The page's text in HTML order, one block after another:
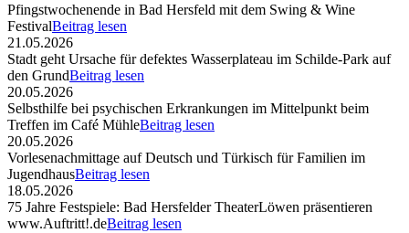
Pfingstwochenende in Bad Hersfeld mit dem Swing & Wine
FestivalBeitrag lesen
21.05.2026
Stadt geht Ursache für defektes Wasserplateau im Schilde-Park auf
den GrundBeitrag lesen
20.05.2026
Selbsthilfe bei psychischen Erkrankungen im Mittelpunkt beim
Treffen im Café MühleBeitrag lesen
20.05.2026
Vorlesenachmittage auf Deutsch und Türkisch für Familien im
JugendhausBeitrag lesen
18.05.2026
75 Jahre Festspiele: Bad Hersfelder TheaterLöwen präsentieren
www.Auftritt!.deBeitrag lesen